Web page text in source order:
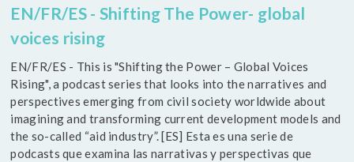
EN/FR/ES - Shifting The Power- global
voices rising
EN/FR/ES - This is "Shifting the Power – Global Voices
Rising", a podcast series that looks into the narratives and
perspectives emerging from civil society worldwide about
imagining and transforming current development models and
the so-called “aid industry”. [ES] Esta es una serie de
podcasts que examina las narrativas y perspectivas que